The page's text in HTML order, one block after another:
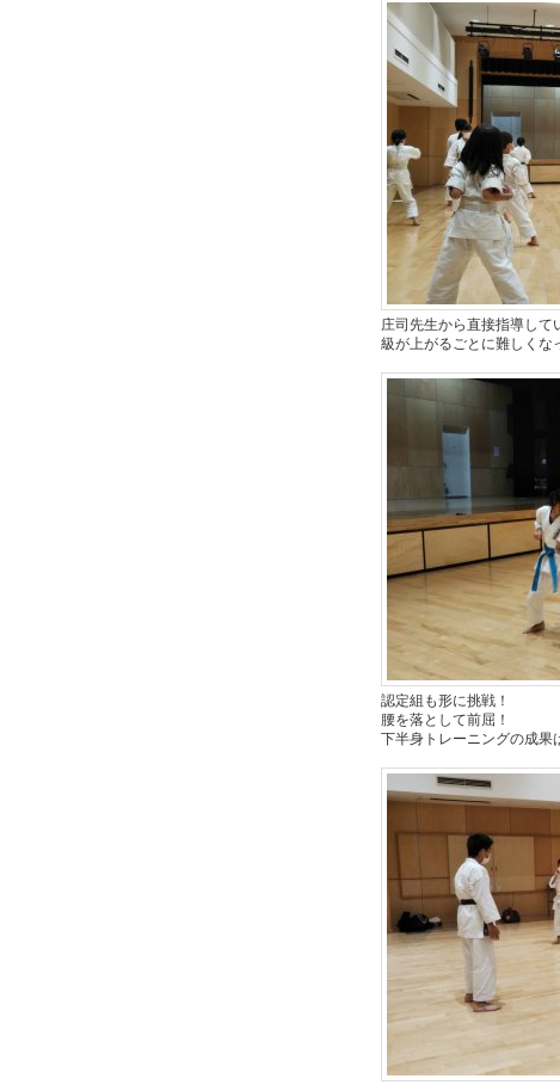
庄司先生から直接指導して
級が上がるごとに難しくな
認定組も形に挑戦！
腰を落として前屈！
下半身トレーニングの成果